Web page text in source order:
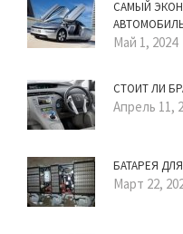
САМЫЙ
Май 1, 2024
СТОИТ ЛИ
Апрель 11,
БАТАРЕЯ
Март 22,